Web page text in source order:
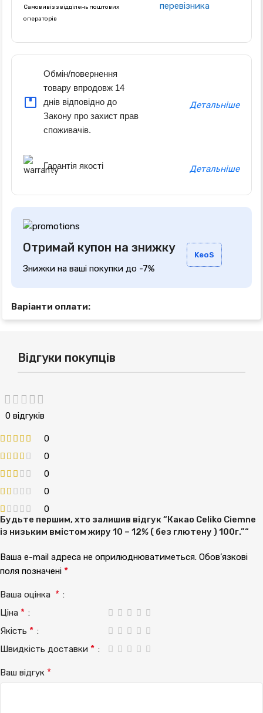
Самовивіз з відділень поштових
операторів
перевізника
Обмін/повернення
товару впродовж 14
днів відповідно до
Закону про захист прав
споживачів.
Детальніше
Гарантія якості Детальніше
Отримай купон на знижку
Знижки на ваші покупки до -7%
KeoS
Варіанти оплати:
Відгуки покупців
0 відгуків
0
0
0
0
0
Будьте першим, хто залишив відгук “Какао Celiko Ciemne
із низьким вмістом жиру 10 – 12% ( без глютену ) 100г.”“
Ваша e-mail адреса не оприлюднюватиметься. Обов’язкові
поля позначені *
Ваша оцінка *
Ціна *
Якість *
Швидкість доставки *
Ваш відгук *